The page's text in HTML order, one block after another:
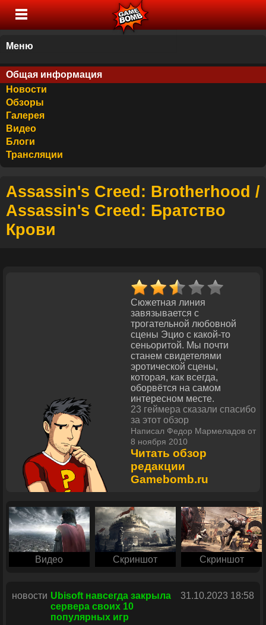
Меню
Общая информация
Новости
Обзоры
Галерея
Видео
Блоги
Трансляции
Assassin's Creed: Brotherhood /
Assassin's Creed: Братство
Крови
Сюжетная линия
завязывается с
трогательной любовной
сцены Эцио с какой-то
сеньоритой. Мы почти
станем свидетелями
эротической сцены,
которая, как всегда,
оборвётся на самом
интересном месте.
23 геймера сказали спасибо
за этот обзор
Написал Федор Мармеладов от
8 ноября 2010
Читать обзор
редакции
Gamebomb.ru
Видео Скриншот Скриншот
новости Ubisoft навсегда закрыла
сервера своих 10
популярных игр
31.10.2023 18:58